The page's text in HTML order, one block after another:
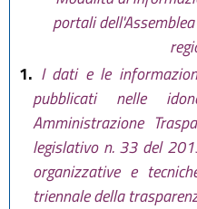
portali
1. I dati e le
pubblicati nelle
Amministrazione
legislativo n. 33 del
organizzative e
triennale della